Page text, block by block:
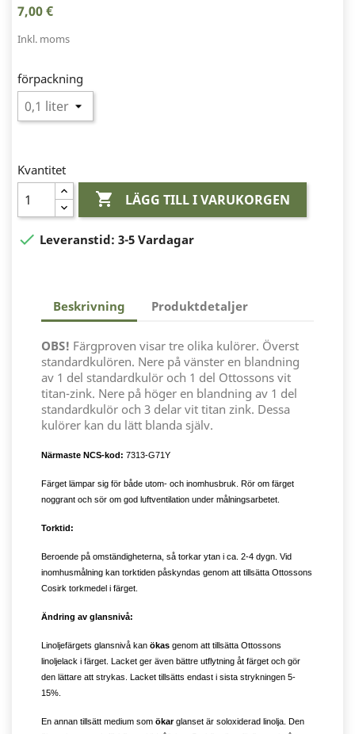
7,00 €
Inkl. moms
förpackning
Kvantitet
 LÄGG TILL I VARUKORGEN
 Leveranstid: 3-5 Vardagar
Beskrivning Produktdetaljer
OBS! Färgproven visar tre olika kulörer. Överst
standardkulören. Nere på vänster en blandning
av 1 del standardkulör och 1 del Ottossons vit
titan-zink. Nere på höger en blandning av 1 del
standardkulör och 3 delar vit titan zink. Dessa
kulörer kan du lätt blanda själv.
Närmaste NCS-kod: 7313-G71Y
Färget lämpar sig för både utom- och inomhusbruk. Rör om färget
noggrant och sör om god luftventilation under målningsarbetet.
Torktid:
Beroende på omständigheterna, så torkar ytan i ca. 2-4 dygn. Vid
inomhusmålning kan torktiden påskyndas genom att tillsätta Ottossons
Cosirk torkmedel i färget.
Ändring av glansnivå:
Linoljefärgets glansnivå kan ökas genom att tillsätta Ottossons
linoljelack i färget. Lacket ger även bättre utflytning åt färget och gör
den lättare att strykas. Lacket tillsätts endast i sista strykningen 5-
15%.
En annan tillsätt medium som ökarglanset är soloxiderad linolja. Den